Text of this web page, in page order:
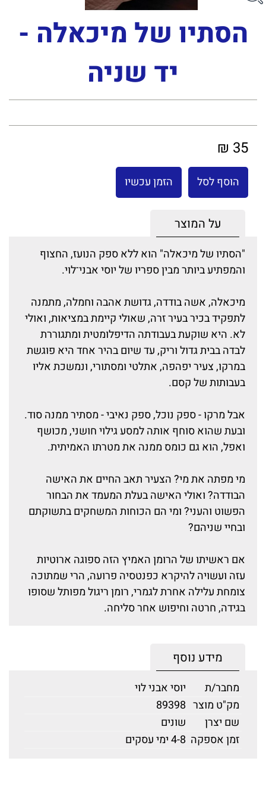
הסתיו של מיכאלה -
יד שניה
35 ₪
הוסף לסל הזמן עכשיו
על המוצר
"הסתיו של מיכאלה" הוא ללא ספק הנועז, החצוף
והמפתיע ביותר מבין ספריו של יוסי אבני־לוי.
מיכאלה, אשה בודדה, גדושת אהבה וחמלה, מתמנה
לתפקיד בכיר בעיר זרה, שאולי קיימת במציאות, ואולי
לא. היא שוקעת בעבודתה הדיפלומטית ומתגוררת
לבדה בבית גדול וריק, עד שיום בהיר אחד היא פוגשת
במרקו, צעיר יפהפה, אתלטי ומסתורי, ונמשכת אליו
בעבותות של קסם.
אבל מרקו - ספק נוכל, ספק נאיבי - מסתיר ממנה סוד.
ובעת שהוא סוחף אותה למסע גילוי חושני, מכושף
ואפל, הוא גם כומס ממנה את מטרתו האמיתית.
מי מפתה את מי? הצעיר תאב החיים את האישה
הבודדה? ואולי האישה בעלת המעמד את הבחור
הפשוט והעני? ומי הם הכוחות המשחקים בתשוקתם
ובחיי שניהם?
אם ראשיתו של הרומן האמיץ הזה ספוגה ארוטיות
עזה ועשויה להיקרא כפנטסיה פרועה, הרי שמתוכה
צומחת עלילה אחרת לגמרי, רומן ריגול מפותל שסופו
בגידה, חרטה וחיפוש אחר סליחה.
מידע נוסף
מחבר/ת
יוסי אבני לוי
מק"ט מוצר 89398
שם יצרן
שונים
זמן אספקה 4-8 ימי עסקים